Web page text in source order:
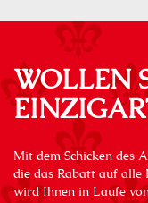
WOLLEN
Mit dem Schicken des
die das Rabatt auf alle
wird Ihnen in Laufe